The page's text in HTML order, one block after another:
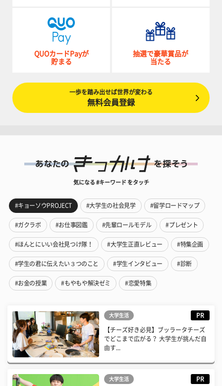
QUOカードPayが
貯まる
抽選で豪華賞品が
当たる
一歩を踏み出せば世界が変わる
無料会員登録
気になる #キーワード をタッチ
#キョーソウPROJECT #大学生の社会見学 #留学ロードマップ
#ガクラボ #お仕事図鑑 #先輩ロールモデル #プレゼント
#ほんとにいい会社見つけ隊！ #大学生正直レビュー #特集企画
#学生の君に伝えたい３つのこと #学生インタビュー #診断
#お金の授業 #もやもや解決ゼミ #恋愛特集
大学生活 PR
【チーズ好き必見】ブッラータチーズ
でどこまで広がる？ 大学生が挑んだ自
由す...
大学生活 PR